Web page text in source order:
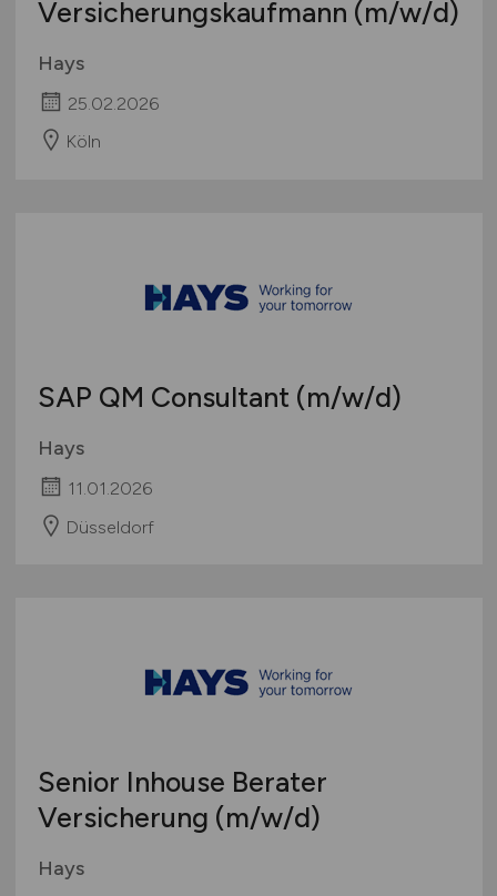
Versicherungskaufmann (m/w/d)
Hays
25.02.2026
Köln
SAP QM Consultant (m/w/d)
Hays
11.01.2026
Düsseldorf
Senior Inhouse Berater
Versicherung (m/w/d)
Hays